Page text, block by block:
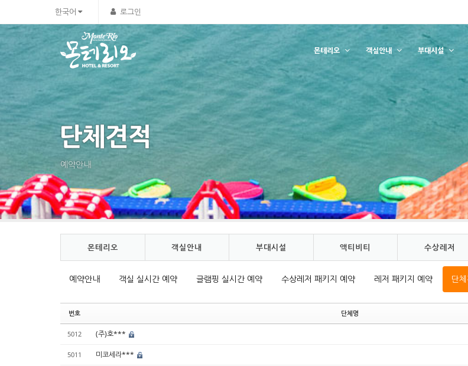
한국어 로그인
몬테리오 객실안내 부대시설
단체견적
예약안내
몬테리오 객실안내 부대시설 액티비티 수상레저
예약안내 객실 실시간 예약 글램핑 실시간 예약 수상레저 패키지 예약 레저 패키지 예약 단
번호 단체명
5012 (주)호***
5011 미코세라***
Sketchbook5, 스케치북5